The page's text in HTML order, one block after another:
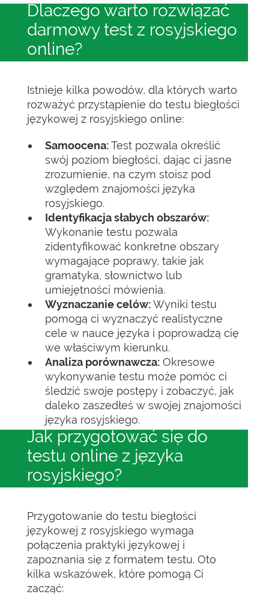
Dlaczego warto rozwiązać
darmowy test z rosyjskiego
online?
Istnieje kilka powodów, dla których warto
rozważyć przystąpienie do testu biegłości
językowej z rosyjskiego online:
Samoocena:Test pozwala określić
swój poziom biegłości, dając ci jasne
zrozumienie, na czym stoisz pod
względem znajomości języka
rosyjskiego.
Identyfikacja słabych obszarów:
Wykonanie testu pozwala
zidentyfikować konkretne obszary
wymagające poprawy, takie jak
gramatyka, słownictwo lub
umiejętności mówienia.
Wyznaczanie celów:Wyniki testu
pomogą ci wyznaczyć realistyczne
cele w nauce języka i poprowadzą cię
we właściwym kierunku.
Analiza porównawcza: Okresowe
wykonywanie testu może pomóc ci
śledzić swoje postępy i zobaczyć, jak
daleko zaszedłeś w swojej znajomości
języka rosyjskiego.
Jak przygotować się do
testu online z języka
rosyjskiego?
Przygotowanie do testu biegłości
językowej z rosyjskiego wymaga
połączenia praktyki językowej i
zapoznania się z formatem testu. Oto
kilka wskazówek, które pomogą Ci
zacząć: